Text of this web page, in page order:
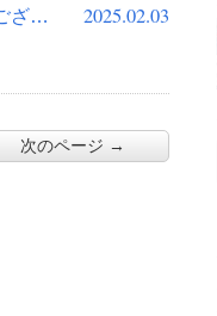
2025.02.03
【フィッシングショーOSAKA 2025】ありがとうございました
次のページ →